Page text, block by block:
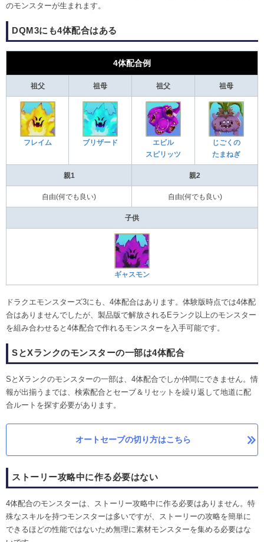
のモンスターが生まれます。
DQM3にも4体配合はある
4体配合例
祖父 祖母 祖父 祖母
フレイム ブリザード
エビル
スピリッツ
じごくの
たまねぎ
親1 親2
自由(何でも良い) 自由(何でも良い)
子供
ギャスモン
ドラクエモンスターズ3にも、4体配合はあります。体験版時点では4体配
合はありませんでしたが、製品版で解放されるEランク以上のモンスター
を組み合わせると4体配合で作れるモンスターを入手可能です。
SとXランクのモンスターの一部は4体配合
SとXランクのモンスターの一部は、4体配合でしか仲間にできません。情
報が出揃うまでは、検索配合とセーブ＆リセットを繰り返して地道に配
合ルートを探す必要があります。
オートセーブの切り方はこちら
ストーリー攻略中に作る必要はない
4体配合のモンスターは、ストーリー攻略中に作る必要はありません。特
殊なスキルを持つモンスターは多いですが、ストーリーの攻略を簡単に
できるほどの性能ではないため無理に素材モンスターを集める必要はな